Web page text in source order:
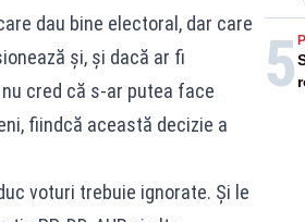
dau bine electoral, dar care
şi, şi dacă ar fi
cred că s-ar putea face
fiindcă această decizie a
voturi trebuie ignorate. Şi le
5